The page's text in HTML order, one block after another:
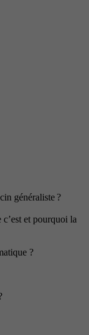
généraliste ?
c’est et pourquoi la
?